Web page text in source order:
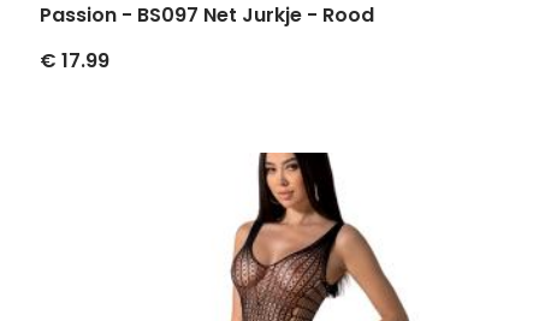
Passion - BS097 Net Jurkje - Rood
€ 17.99